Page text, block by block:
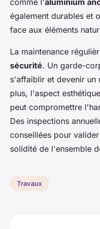
comme l'aluminium
également durables et
face aux éléments
La maintenance
sécurité. Un garde-
s'affaiblir et devenir un
plus, l'aspect
peut compromettre
Des inspections
conseillées pour
solidité de l'ensemble
Travaux